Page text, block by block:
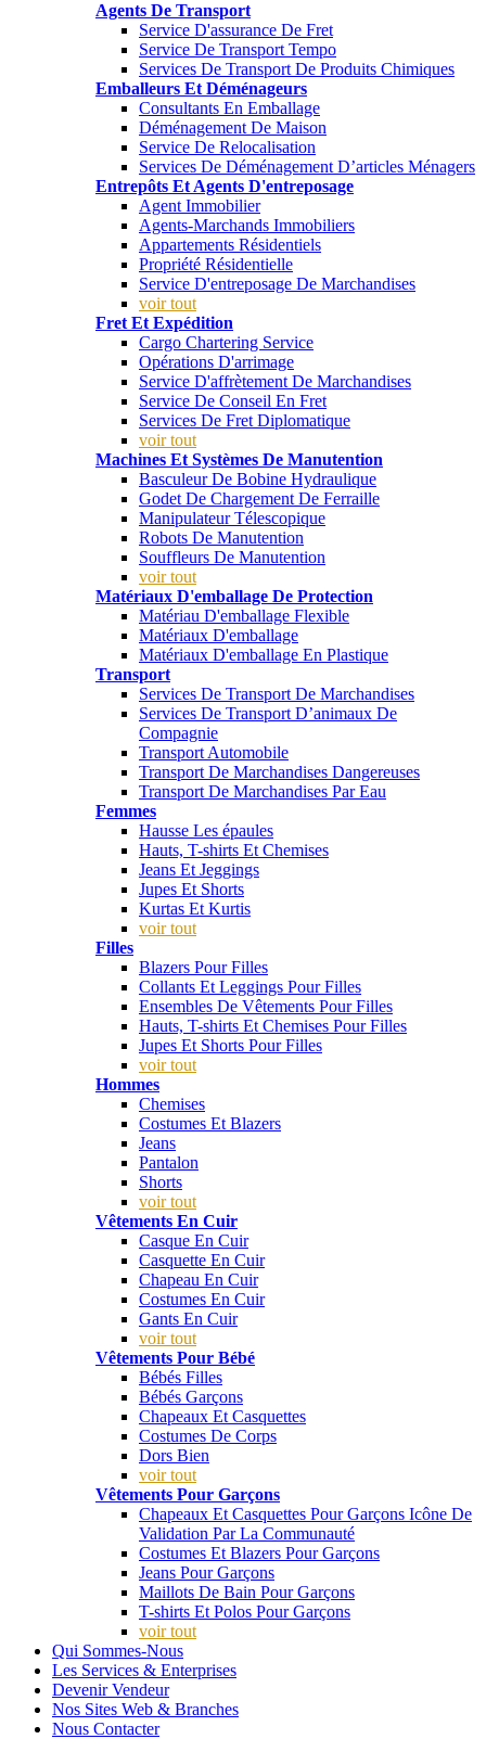
Agents De Transport
Service D'assurance De Fret
Service De Transport Tempo
Services De Transport De Produits Chimiques
Emballeurs Et Déménageurs
Consultants En Emballage
Déménagement De Maison
Service De Relocalisation
Services De Déménagement D’articles Ménagers
Entrepôts Et Agents D'entreposage
Agent Immobilier
Agents-Marchands Immobiliers
Appartements Résidentiels
Propriété Résidentielle
Service D'entreposage De Marchandises
voir tout
Fret Et Expédition
Cargo Chartering Service
Opérations D'arrimage
Service D'affrètement De Marchandises
Service De Conseil En Fret
Services De Fret Diplomatique
voir tout
Machines Et Systèmes De Manutention
Basculeur De Bobine Hydraulique
Godet De Chargement De Ferraille
Manipulateur Télescopique
Robots De Manutention
Souffleurs De Manutention
voir tout
Matériaux D'emballage De Protection
Matériau D'emballage Flexible
Matériaux D'emballage
Matériaux D'emballage En Plastique
Transport
Services De Transport De Marchandises
Services De Transport D’animaux De
Compagnie
Transport Automobile
Transport De Marchandises Dangereuses
Transport De Marchandises Par Eau
Femmes
Hausse Les épaules
Hauts, T-shirts Et Chemises
Jeans Et Jeggings
Jupes Et Shorts
Kurtas Et Kurtis
voir tout
Filles
Blazers Pour Filles
Collants Et Leggings Pour Filles
Ensembles De Vêtements Pour Filles
Hauts, T-shirts Et Chemises Pour Filles
Jupes Et Shorts Pour Filles
voir tout
Hommes
Chemises
Costumes Et Blazers
Jeans
Pantalon
Shorts
voir tout
Vêtements En Cuir
Casque En Cuir
Casquette En Cuir
Chapeau En Cuir
Costumes En Cuir
Gants En Cuir
voir tout
Vêtements Pour Bébé
Bébés Filles
Bébés Garçons
Chapeaux Et Casquettes
Costumes De Corps
Dors Bien
voir tout
Vêtements Pour Garçons
Chapeaux Et Casquettes Pour Garçons Icône De
Validation Par La Communauté
Costumes Et Blazers Pour Garçons
Jeans Pour Garçons
Maillots De Bain Pour Garçons
T-shirts Et Polos Pour Garçons
voir tout
Qui Sommes-Nous
Les Services & Enterprises
Devenir Vendeur
Nos Sites Web & Branches
Nous Contacter